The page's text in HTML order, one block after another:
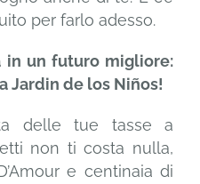
per farlo adesso.
in un futuro migliore:
Jardin de los Niños!
delle tue tasse a
non ti costa nulla,
e centinaia di